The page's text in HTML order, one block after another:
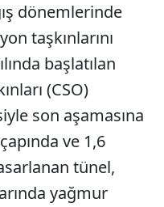
dönemlerinde
taşkınlarını
başlatılan
(CSO)
son aşamasına
ve 1,6
tünel,
yağmur